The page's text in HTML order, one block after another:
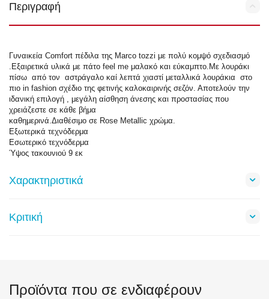
Περιγραφή
Γυναικεία Comfort πέδιλα της Marco tozzi με πολύ κομψό σχεδιασμό
.Εξαιρετικά υλικά με πάτο feel me μαλακό και εύκαμπτο.Με λουράκι
πίσω από τον αστράγαλο καί λεπτά χιαστί μεταλλικά λουράκια στο
πιο in fashion σχέδιο της φετινής καλοκαιρινής σεζόν. Αποτελούν την
ιδανική επιλογή , μεγάλη αίσθηση άνεσης και προστασίας που
χρειάζεστε σε κάθε βήμα
καθημερινά.Διαθέσιμο σε Rose Metallic χρώμα.
Εξωτερικά τεχνόδερμα
Εσωτερικό τεχνόδερμα
Ύψος τακουνιού 9 εκ
Χαρακτηριστικά
Κριτική
Προϊόντα που σε ενδιαφέρουν